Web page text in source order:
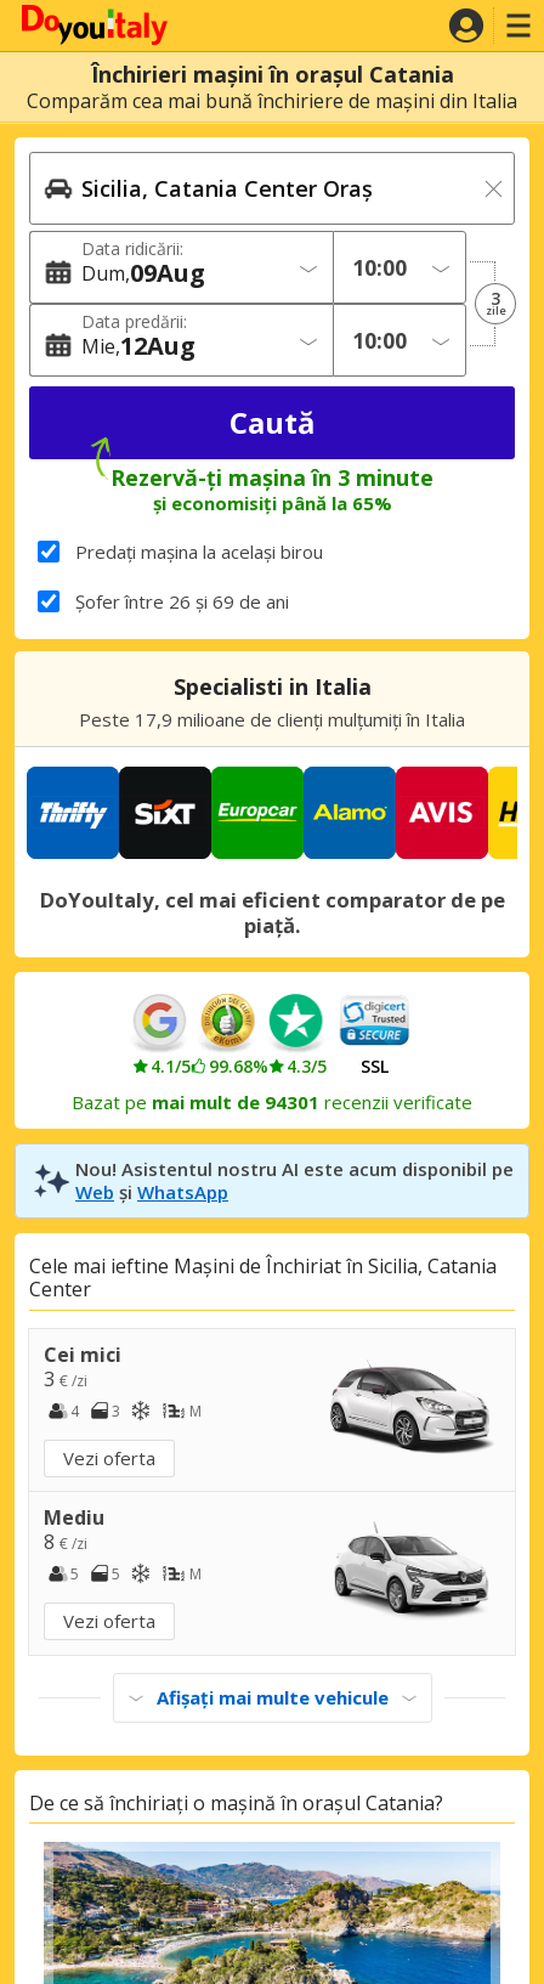
Închirieri mașini în orașul Catania
Comparăm cea mai bună închiriere de mașini din Italia
Data ridicării:
Dum 09Aug
Data predării:
Mie 12Aug
3
zile
Rezervă-ți mașina în 3 minute
și economisiți până la 65%
Predați mașina la același birou
Șofer între 26 și 69 de ani
Specialisti in Italia
Peste 17,9 milioane de clienți mulțumiți în Italia
DoYouItaly, cel mai eficient comparator de pe
piață.
4.1/5 99.68% 4.3/5 SSL
Bazat pe mai mult de 94301 recenzii verificate
Nou! Asistentul nostru AI este acum disponibil pe
Web și WhatsApp
Cele mai ieftine Mașini de Închiriat în Sicilia, Catania
Center
Cei mici
3 € /zi
4
3 M
Vezi oferta
Mediu
8 € /zi
5
5 M
Vezi oferta
Afișați mai multe vehicule
De ce să închiriați o mașină în orașul Catania?